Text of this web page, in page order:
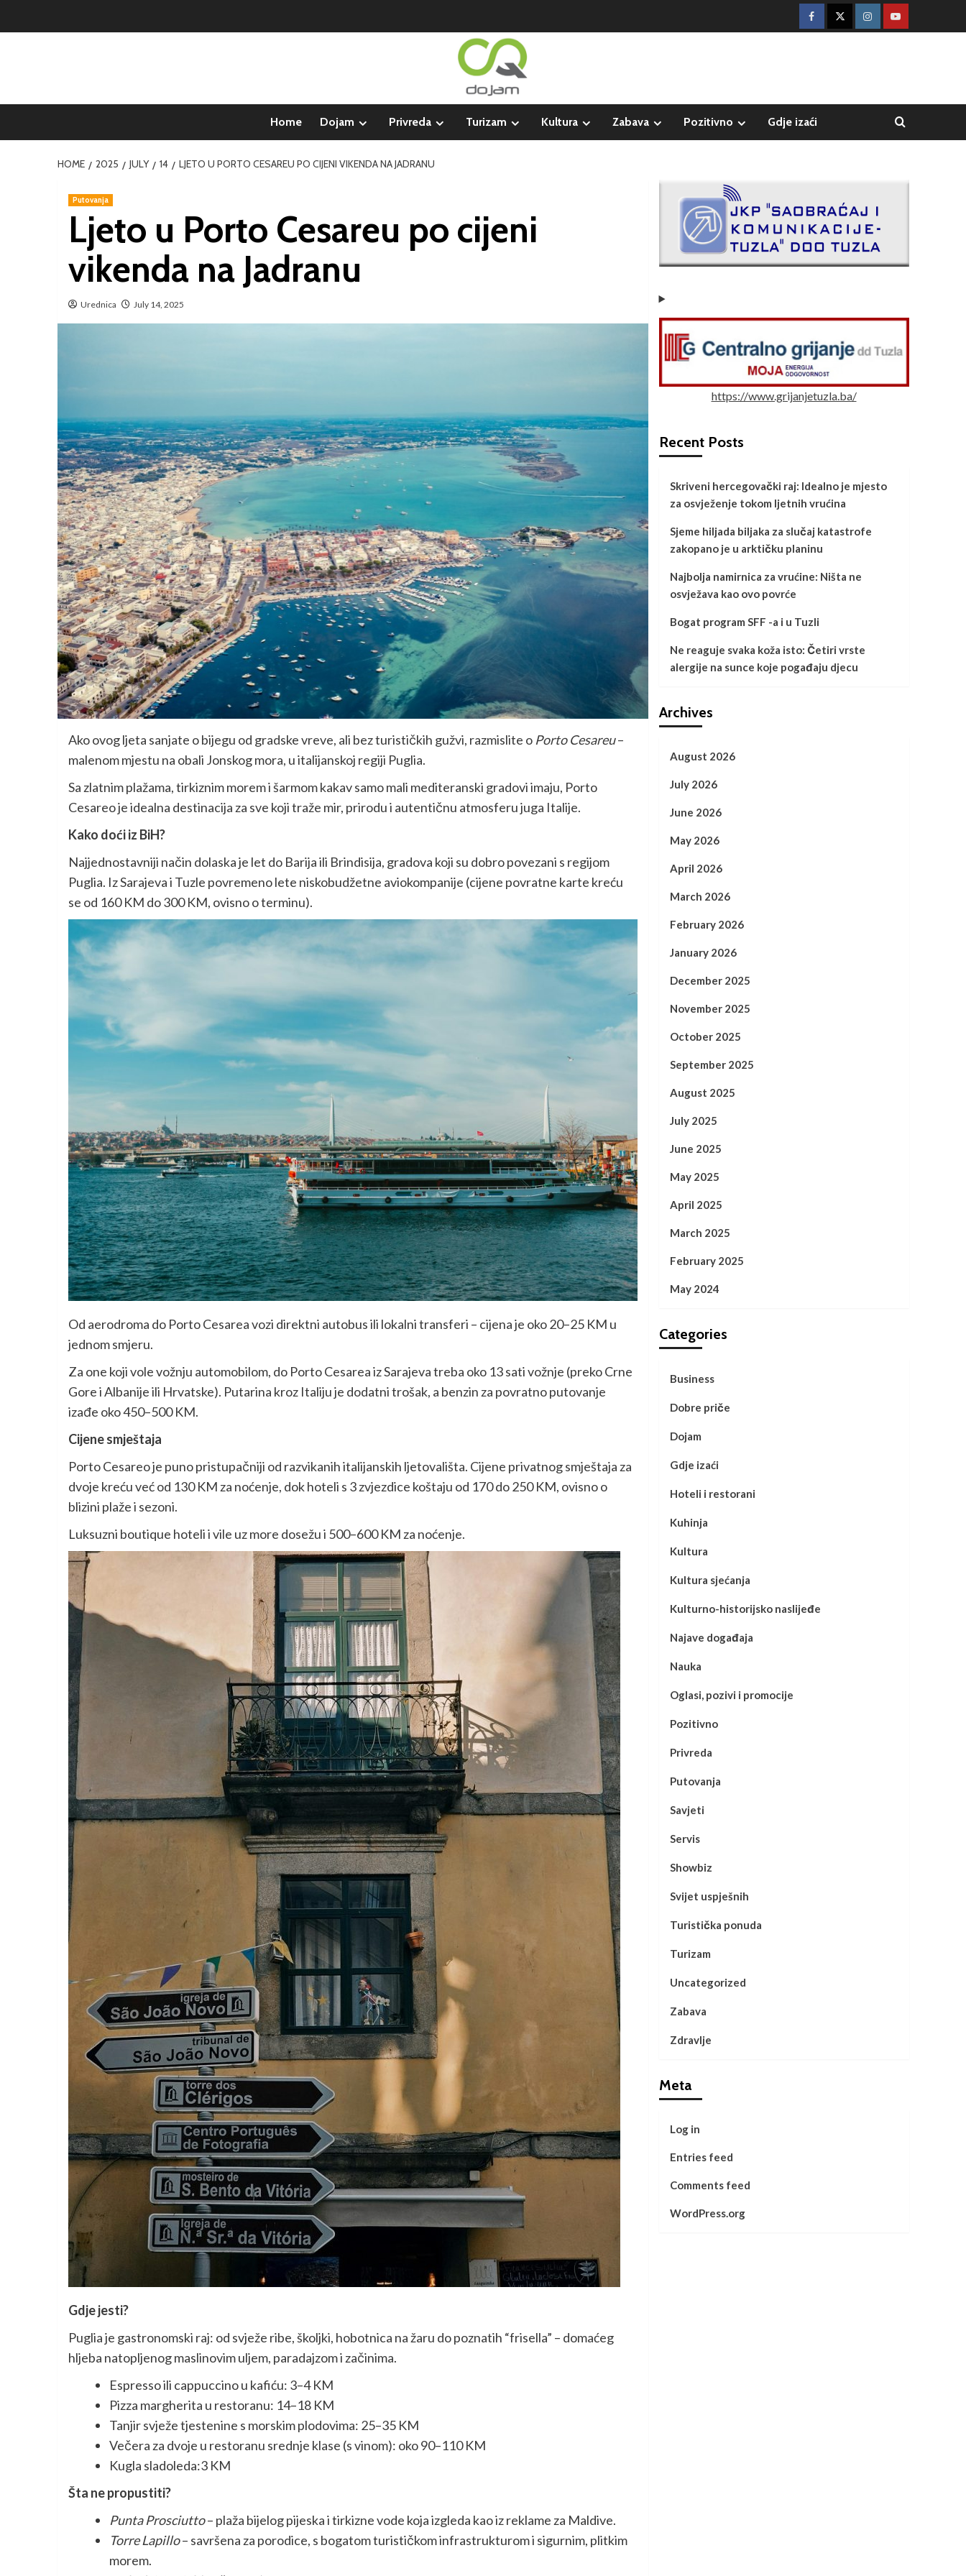
Home Dojam Privreda Turizam Kultura Zabava Pozitivno Gdje izaći
HOME 2025 JULY 14 LJETO U PORTO CESAREU PO CIJENI VIKENDA NA JADRANU
Putovanja
Ljeto u Porto Cesareu po cijeni
vikenda na Jadranu
Urednica July 14, 2025
Ako ovog ljeta sanjate o bijegu od gradske vreve, ali bez turističkih gužvi, razmislite o Porto Cesareu–
malenom mjestu na obali Jonskog mora, u italijanskoj regiji Puglia.
Sa zlatnim plažama, tirkiznim morem i šarmom kakav samo mali mediteranski gradovi imaju, Porto
Cesareo je idealna destinacija za sve koji traže mir, prirodu i autentičnu atmosferu juga Italije.
Kako doći iz BiH?
Najjednostavniji način dolaska je let do Barija ili Brindisija, gradova koji su dobro povezani s regijom
Puglia. Iz Sarajeva i Tuzle povremeno lete niskobudžetne aviokompanije (cijene povratne karte kreću
se od 160 KM do 300 KM, ovisno o terminu).
Od aerodroma do Porto Cesarea vozi direktni autobus ili lokalni transferi – cijena je oko 20–25 KM u
jednom smjeru.
Za one koji vole vožnju automobilom, do Porto Cesarea iz Sarajeva treba oko 13 sati vožnje (preko Crne
Gore i Albanije ili Hrvatske). Putarina kroz Italiju je dodatni trošak, a benzin za povratno putovanje
izađe oko 450–500 KM.
Cijene smještaja
Porto Cesareo je puno pristupačniji od razvikanih italijanskih ljetovališta. Cijene privatnog smještaja za
dvoje kreću već od 130 KM za noćenje, dok hoteli s 3 zvjezdice koštaju od 170 do 250 KM, ovisno o
blizini plaže i sezoni.
Luksuzni boutique hoteli i vile uz more dosežu i 500–600 KM za noćenje.
Gdje jesti?
Puglia je gastronomski raj: od svježe ribe, školjki, hobotnica na žaru do poznatih “frisella” – domaćeg
hljeba natopljenog maslinovim uljem, paradajzom i začinima.
Espresso ili cappuccino u kafiću: 3–4 KM
Pizza margherita u restoranu: 14–18 KM
Tanjir svježe tjestenine s morskim plodovima: 25–35 KM
Večera za dvoje u restoranu srednje klase (s vinom): oko 90–110 KM
Kugla sladoleda:3 KM
Šta ne propustiti?
Punta Prosciutto– plaža bijelog pijeska i tirkizne vode koja izgleda kao iz reklame za Maldive.
Torre Lapillo– savršena za porodice, s bogatom turističkom infrastrukturom i sigurnim, plitkim
morem.
https://www.grijanjetuzla.ba/
Recent Posts
Skriveni hercegovački raj: Idealno je mjesto
za osvježenje tokom ljetnih vrućina
Sjeme hiljada biljaka za slučaj katastrofe
zakopano je u arktičku planinu
Najbolja namirnica za vrućine: Ništa ne
osvježava kao ovo povrće
Bogat program SFF -a i u Tuzli
Ne reaguje svaka koža isto: Četiri vrste
alergije na sunce koje pogađaju djecu
Archives
August 2026
July 2026
June 2026
May 2026
April 2026
March 2026
February 2026
January 2026
December 2025
November 2025
October 2025
September 2025
August 2025
July 2025
June 2025
May 2025
April 2025
March 2025
February 2025
May 2024
Categories
Business
Dobre priče
Dojam
Gdje izaći
Hoteli i restorani
Kuhinja
Kultura
Kultura sjećanja
Kulturno-historijsko naslijeđe
Najave događaja
Nauka
Oglasi, pozivi i promocije
Pozitivno
Privreda
Putovanja
Savjeti
Servis
Showbiz
Svijet uspješnih
Turistička ponuda
Turizam
Uncategorized
Zabava
Zdravlje
Meta
Log in
Entries feed
Comments feed
WordPress.org